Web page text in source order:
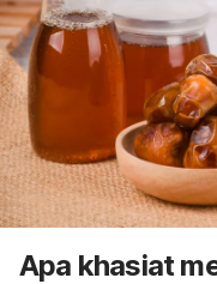
Apa khasiat